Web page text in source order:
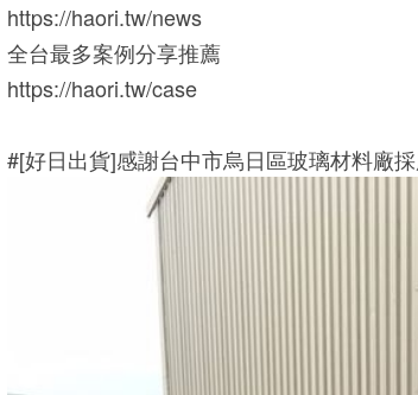
https://haori.tw/news
全台最多案例分享推薦
https://haori.tw/case
#[好日出貨]感謝台中市烏日區玻璃材料廠